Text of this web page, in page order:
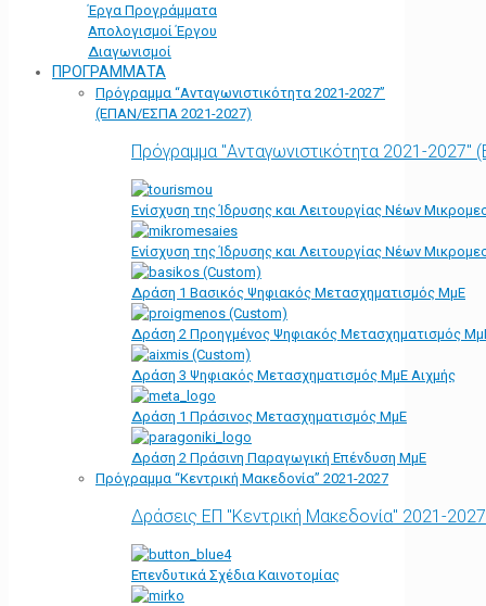
Έργα Προγράμματα
Απολογισμοί Έργου
Διαγωνισμοί
ΠΡΟΓΡΑΜΜΑΤΑ
Πρόγραμμα “Ανταγωνιστικότητα 2021-2027”
(ΕΠΑΝ/ΕΣΠΑ 2021-2027)
Πρόγραμμα "Ανταγωνιστικότητα 2021-
Ενίσχυση της Ίδρυσης και Λειτουργίας Νέων
Ενίσχυση της Ίδρυσης και Λειτουργίας Νέων
Δράση 1 Βασικός Ψηφιακός Μετασχηματισμός ΜμΕ
Δράση 2 Προηγμένος Ψηφιακός Μετασχηματισμός
Δράση 3 Ψηφιακός Μετασχηματισμός ΜμΕ Αιχμής
Δράση 1 Πράσινος Μετασχηματισμός ΜμΕ
Δράση 2 Πράσινη Παραγωγική Επένδυση ΜμΕ
Πρόγραμμα “Κεντρική Μακεδονία” 2021-2027
Δράσεις ΕΠ "Κεντρική Μακεδονία" 2021-2027
Επενδυτικά Σχέδια Καινοτομίας